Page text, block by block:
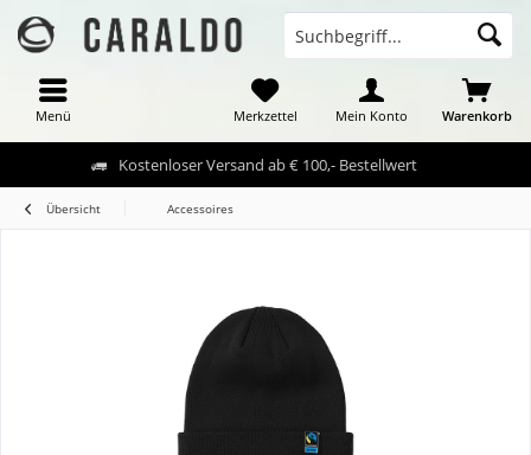
Kostenloser Versand ab € 100,- Bestellwert
Menü Warenkorb
Merkzettel Mein Konto
Übersicht Accessoires